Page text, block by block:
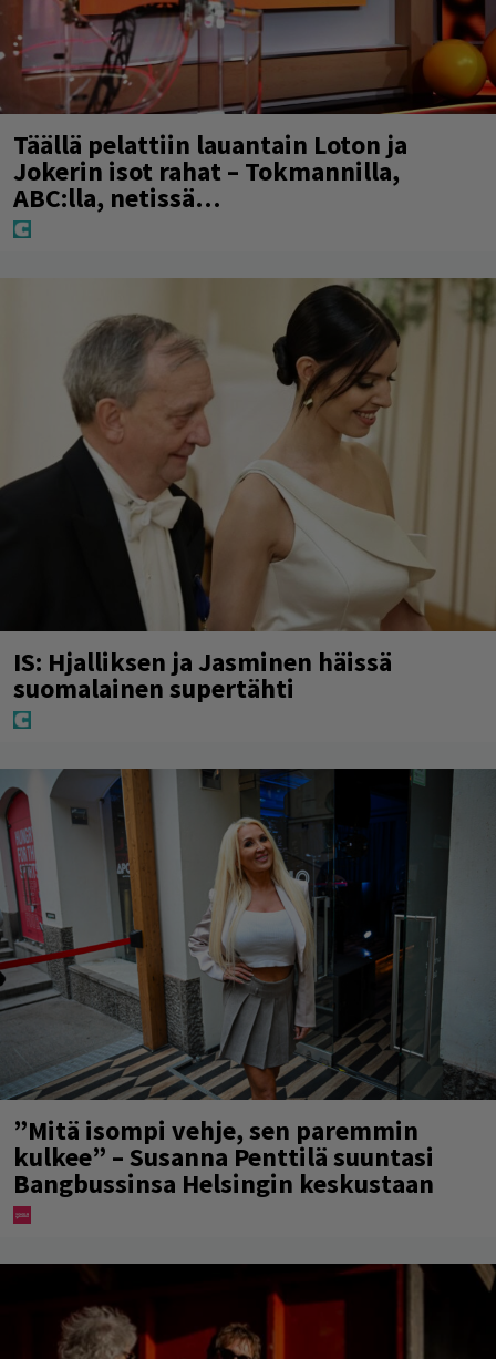
Täällä pelattiin lauantain Loton ja
Jokerin isot rahat – Tokmannilla,
ABC:lla, netissä…
IS: Hjalliksen ja Jasminen häissä
suomalainen supertähti
”Mitä isompi vehje, sen paremmin
kulkee” – Susanna Penttilä suuntasi
Bangbussinsa Helsingin keskustaan